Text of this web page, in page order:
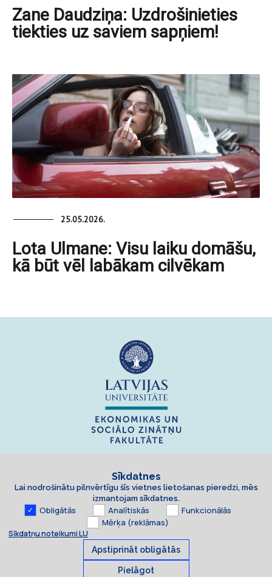
Zane Daudziņa: Uzdrošinieties
tiekties uz saviem sapņiem!
25.05.2026.
Lota Ulmane: Visu laiku domāšu,
kā būt vēl labākam cilvēkam
Sīkdatnes
Lai nodrošinātu pilnvērtīgu šīs vietnes lietošanas pieredzi, mēs
izmantojam sīkdatnes.
Obligātās Analītiskās
Funkcionālās
Mērķa (reklāmas)
Sīkdatņu noteikumi LU
Apstiprināt obligātās
Pielāgot